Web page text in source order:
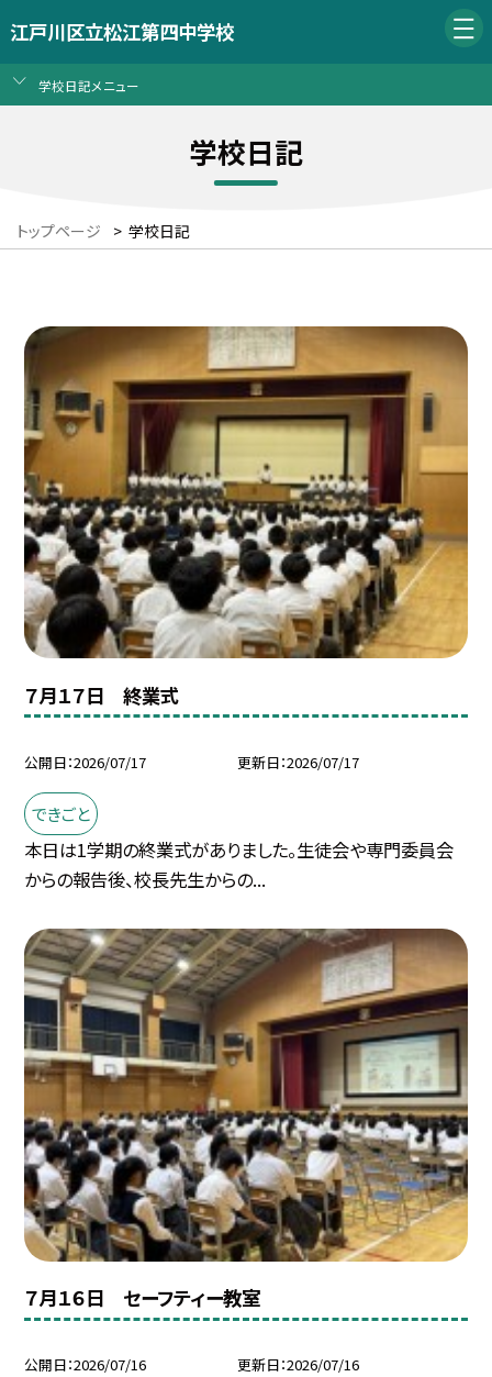
江戸川区立松江第四中学校
学校日記メニュー
学校日記
トップページ > 学校日記
７月１７日 終業式
公開日 2026/07/17 更新日 2026/07/17
できごと
本日は1学期の終業式がありました。生徒会や専門委員会
からの報告後、校長先生からの...
７月１６日 セーフティー教室
公開日 2026/07/16 更新日 2026/07/16